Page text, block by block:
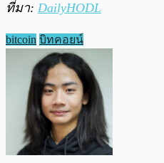
ที่มา: DailyHODL
bitcoin บิทคอยน์